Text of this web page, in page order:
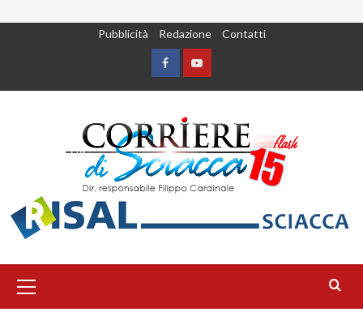
Pubblicità Redazione Contatti
FacebookYountube
principale